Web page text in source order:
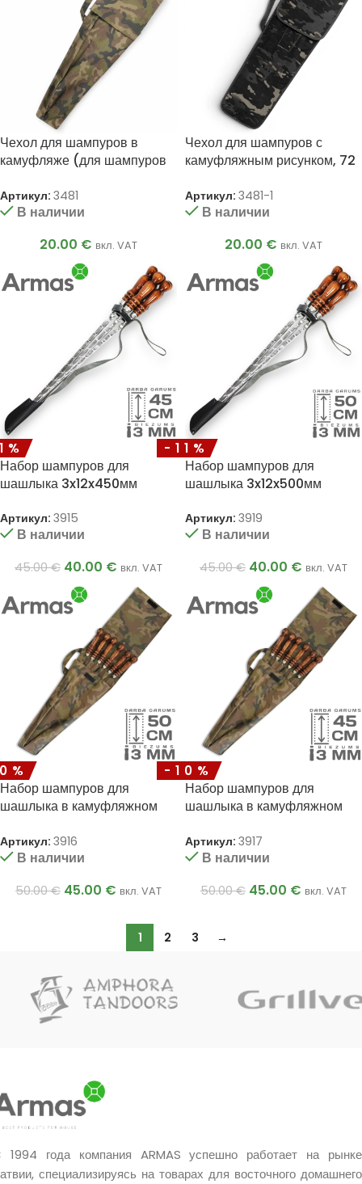
Чехол для шампуров в
камуфляже (для шампуров
Артикул: 3481
В наличии
20.00 € вкл. VAT
Чехол для шампуров с
камуфляжным рисунком, 72
Артикул: 3481-1
В наличии
20.00 € вкл. VAT
Набор шампуров для
шашлыка 3x12x450мм
Артикул: 3915
В наличии
45.00€ 40.00 € вкл. VAT
-11%
Набор шампуров для
шашлыка 3x12x500мм
Артикул: 3919
В наличии
45.00€ 40.00 € вкл. VAT
Набор шампуров для
шашлыка в камуфляжном
Артикул: 3916
В наличии
50.00€ 45.00 € вкл. VAT
-10%
Набор шампуров для
шашлыка в камуфляжном
Артикул: 3917
В наличии
50.00€ 45.00 € вкл. VAT
1 2 3 →
1994 года компания ARMAS успешно работает на рынке
специализируясь на товарах для восточного домашнего